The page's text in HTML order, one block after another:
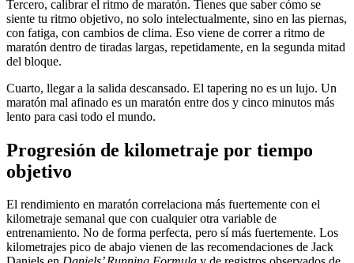
Tercero, calibrar el ritmo de maratón. Tienes que saber cómo se
siente tu ritmo objetivo, no solo intelectualmente, sino en las piernas,
con fatiga, con cambios de clima. Eso viene de correr a ritmo de
maratón dentro de tiradas largas, repetidamente, en la segunda mitad
del bloque.
Cuarto, llegar a la salida descansado. El tapering no es un lujo. Un
maratón mal afinado es un maratón entre dos y cinco minutos más
lento para casi todo el mundo.
Progresión de kilometraje por tiempo
objetivo
El rendimiento en maratón correlaciona más fuertemente con el
kilometraje semanal que con cualquier otra variable de
entrenamiento. No de forma perfecta, pero sí más fuertemente. Los
kilometrajes pico de abajo vienen de las recomendaciones de Jack